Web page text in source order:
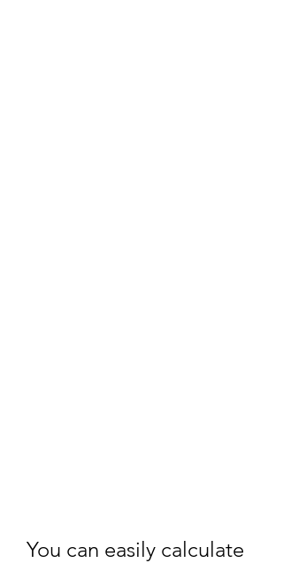
You can easily calculate